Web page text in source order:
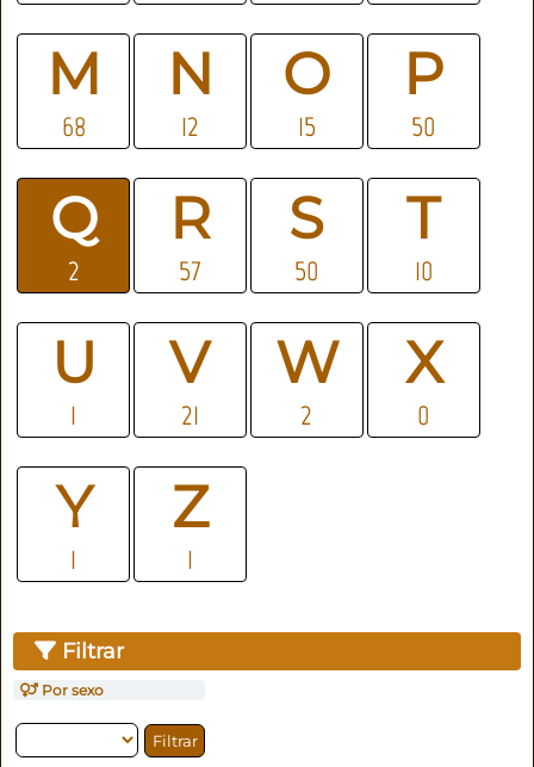
M
68
N
12
O
15
P
50
Q
2
R
57
S
50
T
10
U
1
V
21
W
2
X
0
Y
1
Z
1
Filtrar
Por sexo